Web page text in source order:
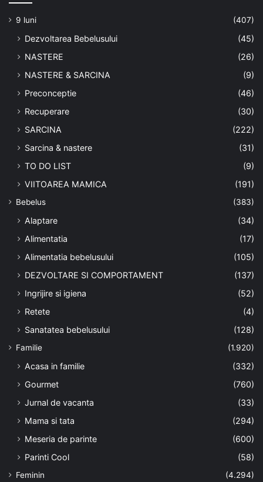
9 luni (407)
Dezvoltarea Bebelusului
(45)
NASTERE
(26)
NASTERE & SARCINA
(9)
Preconceptie
(46)
Recuperare
(30)
SARCINA
(222)
Sarcina & nastere
(31)
TO DO LIST
(9)
VIITOAREA MAMICA
(191)
Bebelus (383)
Alaptare
(34)
Alimentatia
(17)
Alimentatia bebelusului
(105)
DEZVOLTARE SI COMPORTAMENT
(137)
Ingrijire si igiena
(52)
Retete
(4)
Sanatatea bebelusului
(128)
Familie (1.920)
Acasa in familie
(332)
Gourmet
(760)
Jurnal de vacanta
(33)
Mama si tata
(294)
Meseria de parinte
(600)
Parinti Cool
(58)
Feminin (4.294)